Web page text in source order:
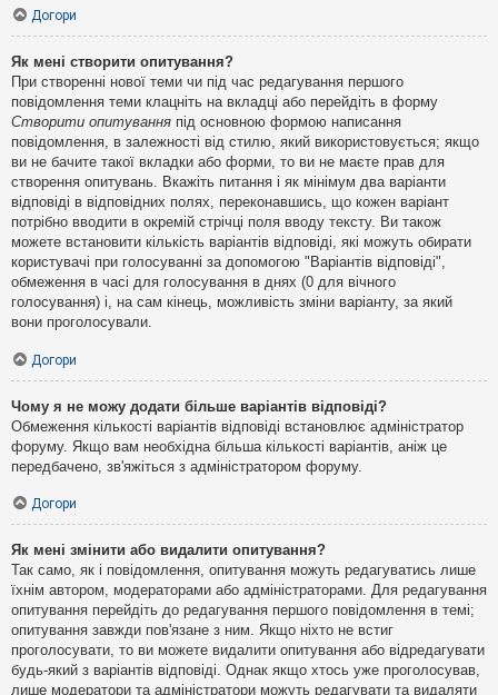
Догори
Як мені створити опитування?
При створенні нової теми чи під час редагування першого
повідомлення теми клацніть на вкладці або перейдіть в форму
Створити опитування під основною формою написання
повідомлення, в залежності від стилю, який використовується; якщо
ви не бачите такої вкладки або форми, то ви не маєте прав для
створення опитувань. Вкажіть питання і як мінімум два варіанти
відповіді в відповідних полях, переконавшись, що кожен варіант
потрібно вводити в окремій стрічці поля вводу тексту. Ви також
можете встановити кількість варіантів відповіді, які можуть обирати
користувачі при голосуванні за допомогою "Варіантів відповіді",
обмеження в часі для голосування в днях (0 для вічного
голосування) і, на сам кінець, можливість зміни варіанту, за який
вони проголосували.
Догори
Чому я не можу додати більше варіантів відповіді?
Обмеження кількості варіантів відповіді встановлює адміністратор
форуму. Якщо вам необхідна більша кількості варіантів, аніж це
передбачено, зв'яжіться з адміністратором форуму.
Догори
Як мені змінити або видалити опитування?
Так само, як і повідомлення, опитування можуть редагуватись лише
їхнім автором, модераторами або адміністраторами. Для редагування
опитування перейдіть до редагування першого повідомлення в темі;
опитування завжди пов'язане з ним. Якщо ніхто не встиг
проголосувати, то ви можете видалити опитування або відредагувати
будь-який з варіантів відповіді. Однак якщо хтось уже проголосував,
лише модератори та адміністратори можуть редагувати та видаляти